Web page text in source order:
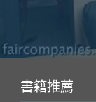
書籍推薦